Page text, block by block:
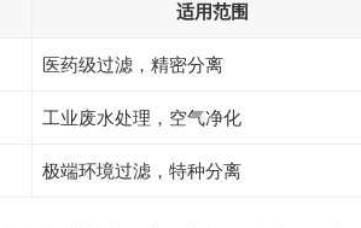
适用范围
医药级过滤，精密分离
工业废水处理，空气净化
极端环境过滤，特种分离